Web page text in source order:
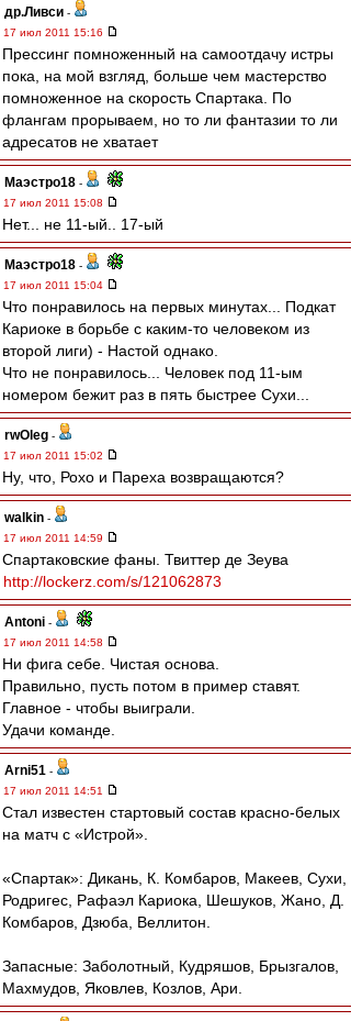
др.Ливси -
17 июл 2011 15:16
Прессинг помноженный на самоотдачу истры
пока, на мой взгляд, больше чем мастерство
помноженное на скорость Спартака. По
флангам прорываем, но то ли фантазии то ли
адресатов не хватает
Маэстро18 -
17 июл 2011 15:08
Нет... не 11-ый.. 17-ый
Маэстро18 -
17 июл 2011 15:04
Что понравилось на первых минутах... Подкат
Кариоке в борьбе с каким-то человеком из
второй лиги) - Настой однако.
Что не понравилось... Человек под 11-ым
номером бежит раз в пять быстрее Сухи...
rwOleg -
17 июл 2011 15:02
Ну, что, Рохо и Пареха возвращаются?
walkin -
17 июл 2011 14:59
Спартаковские фаны. Твиттер де Зеува
http://lockerz.com/s/121062873
Antoni -
17 июл 2011 14:58
Ни фига себе. Чистая основа.
Правильно, пусть потом в пример ставят.
Главное - чтобы выиграли.
Удачи команде.
Arni51 -
17 июл 2011 14:51
Стал известен стартовый состав красно-белых
на матч с «Истрой».
«Спартак»: Дикань, К. Комбаров, Макеев, Сухи,
Родригес, Рафаэл Кариока, Шешуков, Жано, Д.
Комбаров, Дзюба, Веллитон.
Запасные: Заболотный, Кудряшов, Брызгалов,
Махмудов, Яковлев, Козлов, Ари.